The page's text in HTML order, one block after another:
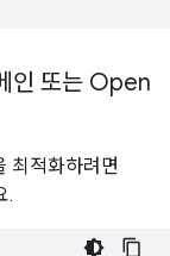
인 또는 Open
최적화하려면
.